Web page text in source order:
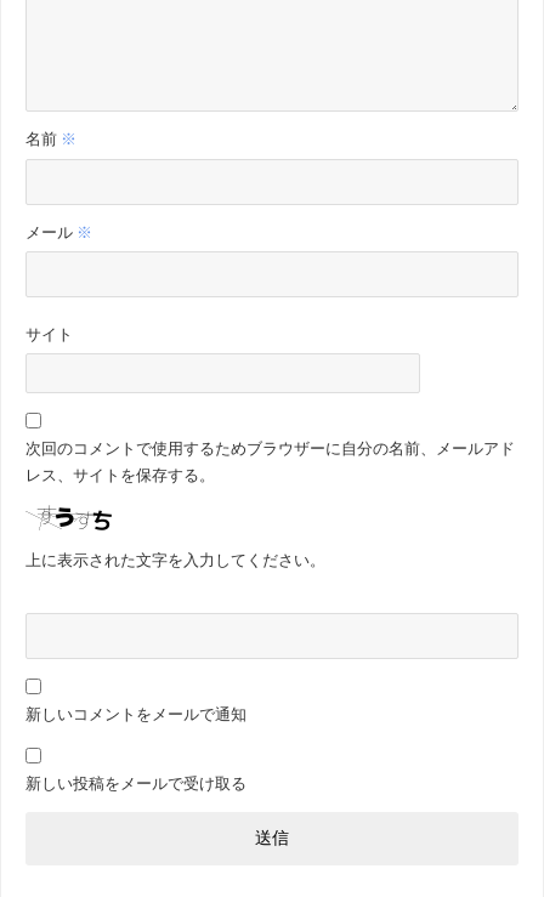
名前 ※
メール ※
サイト
次回のコメントで使用するためブラウザーに自分の名前、メールアド
レス、サイトを保存する。
上に表示された文字を入力してください。
新しいコメントをメールで通知
新しい投稿をメールで受け取る